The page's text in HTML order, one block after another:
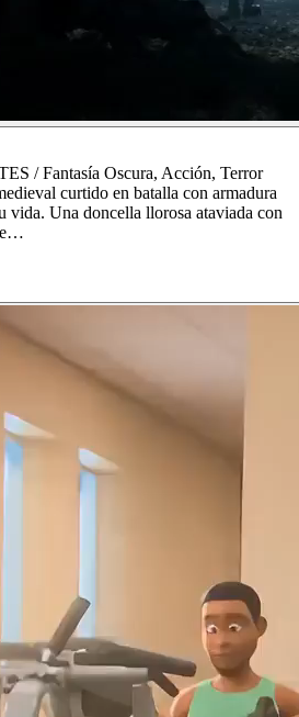
/ Fantasía Oscura, Acción, Terror
curtido en batalla con armadura
vida. Una doncella llorosa ataviada con